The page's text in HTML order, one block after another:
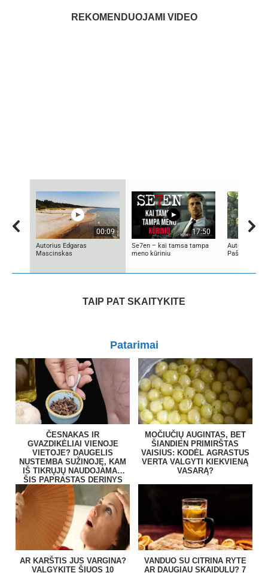
REKOMENDUOJAMI VIDEO
00:09
Autorius Edgaras
Mascinskas
17:50
Se7en – kai tamsa tampa
meno kūriniu
Autorius
Paškevičius
TAIP PAT SKAITYKITE
Patarimai
ČESNAKAS IR
GVAZDIKĖLIAI VIENOJE
VIETOJE? DAUGELIS
NUSTEMBA SUŽINOJĘ, KAM
IŠ TIKRŲJŲ NAUDOJAMAS
ŠIS PAPRASTAS DERINYS
MOČIUČIŲ AUGINTAS, BET
ŠIANDIEN PRIMIRŠTAS
VAISIUS: KODĖL AGRASTUS
VERTA VALGYTI KIEKVIENĄ
VASARĄ?
AR KARŠTIS JUS VARGINA?
VALGYKITE ŠIUOS 10
VANDUO SU CITRINA RYTE
AR DAUGIAU SKAIDULŲ? 7